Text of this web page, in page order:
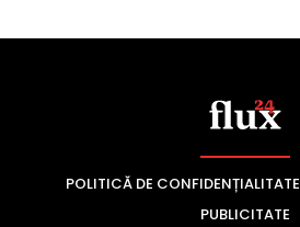
POLITICĂ DE CONFIDENȚIALITATE
PUBLICITATE